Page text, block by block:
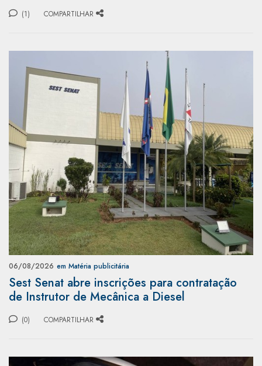
(1) COMPARTILHAR
06/08/2026 em Matéria publicitária
Sest Senat abre inscrições para contratação
de Instrutor de Mecânica a Diesel
(0) COMPARTILHAR